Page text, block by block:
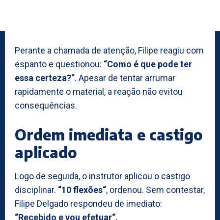
Perante a chamada de atenção, Filipe reagiu com
espanto e questionou: “Como é que pode ter
essa certeza?“. Apesar de tentar arrumar
rapidamente o material, a reação não evitou
consequências.
Ordem imediata e castigo
aplicado
Logo de seguida, o instrutor aplicou o castigo
disciplinar. “10 flexões“, ordenou. Sem contestar,
Filipe Delgado respondeu de imediato:
“Recebido e vou efetuar“.